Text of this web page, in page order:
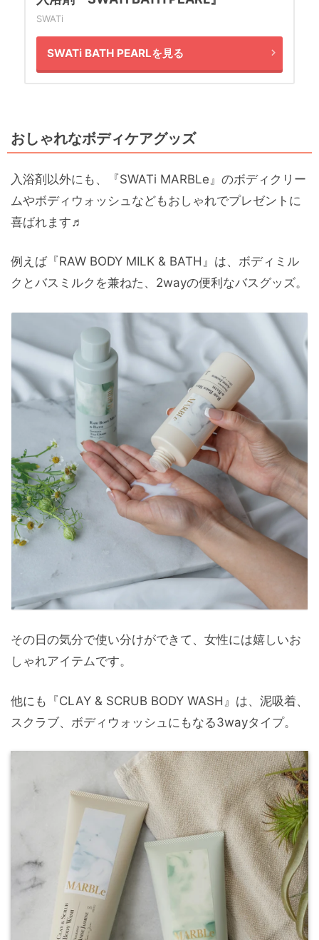
SWATi
SWATi BATH PEARLを見る
おしゃれなボディケアグッズ
入浴剤以外にも、『SWATi MARBLe』のボディクリー
ムやボディウォッシュなどもおしゃれでプレゼントに
喜ばれます♬
例えば『RAW BODY MILK & BATH』は、ボディミル
クとバスミルクを兼ねた、2wayの便利なバスグッズ。
その日の気分で使い分けができて、女性には嬉しいお
しゃれアイテムです。
他にも『CLAY & SCRUB BODY WASH』は、泥吸着、
スクラブ、ボディウォッシュにもなる3wayタイプ。